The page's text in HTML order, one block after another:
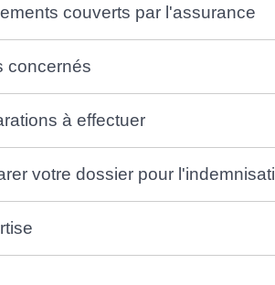
couverts par l'assurance
concernés
à effectuer
votre dossier pour